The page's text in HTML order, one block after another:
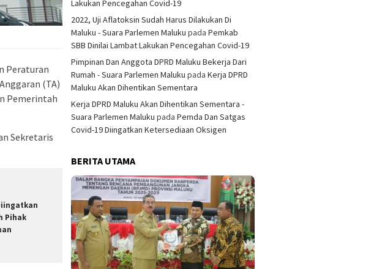
Peraturan
(TA)
Pemerintah
Sekretaris
Pihak
Lakukan Pencegahan Covid-19
2022, Uji Aflatoksin Sudah Harus Dilakukan Di
Maluku - Suara Parlemen Maluku padaPemkab
SBB Dinilai Lambat Lakukan Pencegahan Covid-19
Pimpinan Dan Anggota DPRD Maluku Bekerja Dari
Rumah - Suara Parlemen Maluku padaKerja DPRD
Maluku Akan Dihentikan Sementara
Kerja DPRD Maluku Akan Dihentikan Sementara -
Suara Parlemen Maluku padaPemda Dan Satgas
Covid-19 Diingatkan Ketersediaan Oksigen
BERITA UTAMA